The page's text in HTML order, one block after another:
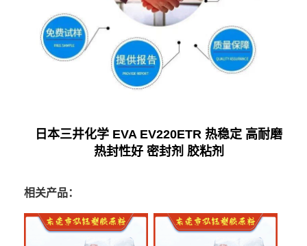
日本三井化学 EVA EV220ETR 热稳定 高耐磨
热封性好 密封剂 胶粘剂
相关产品：